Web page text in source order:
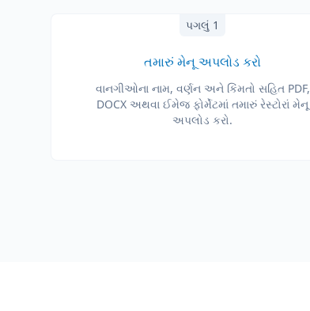
પગલું 1
તમારું મેનૂ અપલોડ કરો
વાનગીઓના નામ, વર્ણન અને કિંમતો સહિત PDF,
DOCX અથવા ઈમેજ ફોર્મેટમાં તમારું રેસ્ટોરાં મેનૂ
અપલોડ કરો.